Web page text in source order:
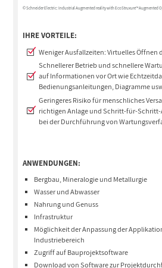
© Schneider Electric: Industrial Augmented reality with EcoStruxure™ Augmented
IHRE VORTEILE:
Weniger Ausfallzeiten: Virtuelles Öffnen
Schnellerer Betrieb und schnellere
auf Informationen vor Ort wie
Bedienungsanleitungen, Diagramme
Geringeres Risiko für menschliches
richtigen Anlage und Schritt-für-
bei der Durchführung von
ANWENDUNGEN:
Bergbau, Mineralogie und Metallurgie
Wasser und Abwasser
Nahrung und Genuss
Infrastruktur
Möglichkeit der Anpassung der
Industriebereich
Zugriff auf Bauprojektsoftware
Download von Software zur